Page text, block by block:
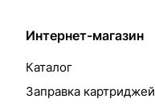
Интернет-магазин
Каталог
Заправка картриджей